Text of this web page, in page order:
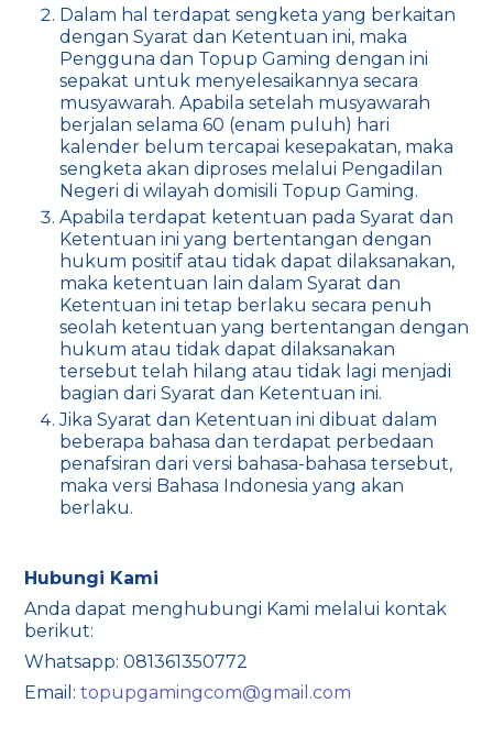
Dalam hal terdapat sengketa yang berkaitan
dengan Syarat dan Ketentuan ini, maka
Pengguna dan Topup Gaming dengan ini
sepakat untuk menyelesaikannya secara
musyawarah. Apabila setelah musyawarah
berjalan selama 60 (enam puluh) hari
kalender belum tercapai kesepakatan, maka
sengketa akan diproses melalui Pengadilan
Negeri di wilayah domisili Topup Gaming.
Apabila terdapat ketentuan pada Syarat dan
Ketentuan ini yang bertentangan dengan
hukum positif atau tidak dapat dilaksanakan,
maka ketentuan lain dalam Syarat dan
Ketentuan ini tetap berlaku secara penuh
seolah ketentuan yang bertentangan dengan
hukum atau tidak dapat dilaksanakan
tersebut telah hilang atau tidak lagi menjadi
bagian dari Syarat dan Ketentuan ini.
Jika Syarat dan Ketentuan ini dibuat dalam
beberapa bahasa dan terdapat perbedaan
penafsiran dari versi bahasa-bahasa tersebut,
maka versi Bahasa Indonesia yang akan
berlaku.
Hubungi Kami
Anda dapat menghubungi Kami melalui kontak
berikut:
Whatsapp: 081361350772
Email: topupgamingcom@gmail.com